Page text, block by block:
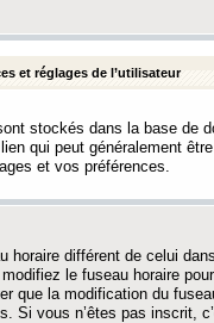
et réglages de l’utilisateur
stockés dans la base de
qui peut généralement
et vos préférences.
horaire différent de celui
le fuseau horaire
que la modification du
Si vous n’êtes pas inscrit,